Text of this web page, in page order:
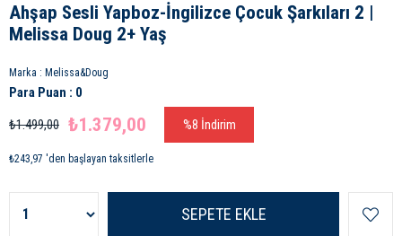
Ahşap Sesli Yapboz-İngilizce Çocuk Şarkıları 2 |
Melissa Doug 2+ Yaş
Marka : Melissa&Doug
Para Puan : 0
₺1.499,00 ₺1.379,00 %8 İndirim
₺243,97 'den başlayan taksitlerle